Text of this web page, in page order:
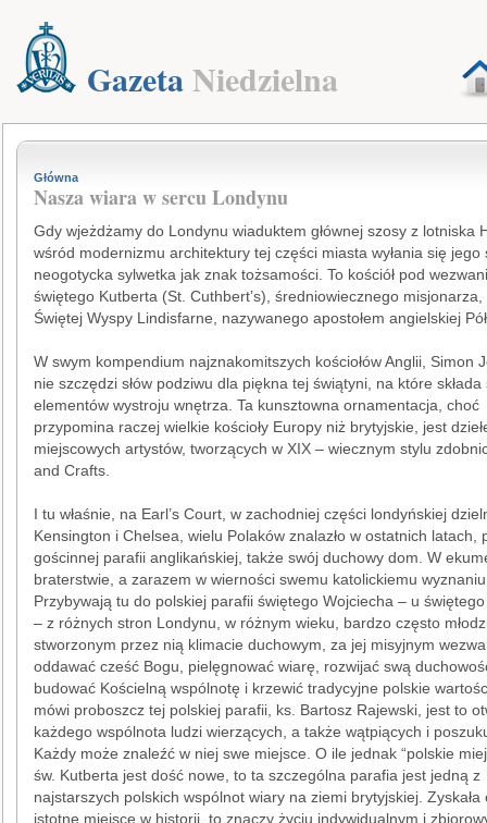
GazetaNiedzielna
Główna
Nasza wiara w sercu Londynu
Gdy wjeżdżamy do Londynu wiaduktem głównej szosy z lotniska
wśród modernizmu architektury tej części miasta wyłania się jego
neogotycka sylwetka jak znak tożsamości. To kościół pod
świętego Kutberta (St. Cuthbert’s), średniowiecznego misjonarza,
Świętej Wyspy Lindisfarne, nazywanego apostołem angielskiej
W swym kompendium najznakomitszych kościołów Anglii, Simon
nie szczędzi słów podziwu dla piękna tej świątyni, na które składa
elementów wystroju wnętrza. Ta kunsztowna ornamentacja, choć
przypomina raczej wielkie kościoły Europy niż brytyjskie, jest
miejscowych artystów, tworzących w XIX – wiecznym stylu
and Crafts.
I tu właśnie, na Earl’s Court, w zachodniej części londyńskiej
Kensington i Chelsea, wielu Polaków znalazło w ostatnich latach,
gościnnej parafii anglikańskiej, także swój duchowy dom. W
braterstwie, a zarazem w wierności swemu katolickiemu
Przybywają tu do polskiej parafii świętego Wojciecha – u
– z różnych stron Londynu, w różnym wieku, bardzo często
stworzonym przez nią klimacie duchowym, za jej misyjnym
oddawać cześć Bogu, pielęgnować wiarę, rozwijać swą
budować Kościelną wspólnotę i krzewić tradycyjne polskie
mówi proboszcz tej polskiej parafii, ks. Bartosz Rajewski, jest to
każdego wspólnota ludzi wierzących, a także wątpiących i
Każdy może znaleźć w niej swe miejsce. O ile jednak “polskie
św. Kutberta jest dość nowe, to ta szczególna parafia jest jedną z
najstarszych polskich wspólnot wiary na ziemi brytyjskiej. Zyskała
istotne miejsce w historii, to znaczy życiu indywidualnym i